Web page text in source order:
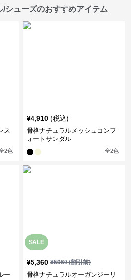
シューズのおすすめアイテム
ス
2色
¥4,910 (税込)
骨格ナチュラルメッシュコンフ
ォートサンダル
全2色
ー
SALE
¥5,360 ¥5960(割引前)
骨格ナチュラルオーガンジーリ